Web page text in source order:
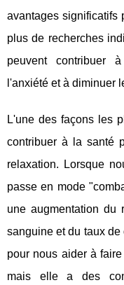
avantages significatifs
plus de recherches
peuvent contribuer
l'anxiété et à diminuer
L'une des façons les
contribuer à la santé
relaxation. Lorsque
passe en mode
une augmentation du
sanguine et du taux
pour nous aider à
mais elle a des